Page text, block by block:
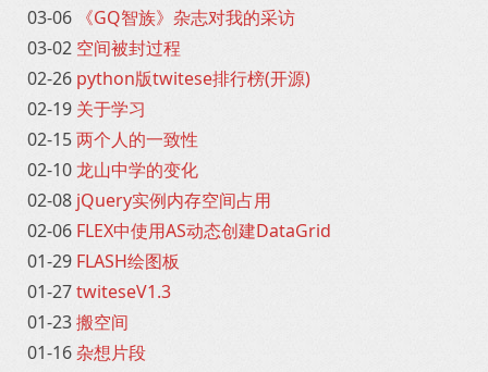
03-06 《GQ智族》杂志对我的采访
03-02 空间被封过程
02-26 python版twitese排行榜(开源)
02-19 关于学习
02-15两个人的一致性
02-10龙山中学的变化
02-08 jQuery实例内存空间占用
02-06 FLEX中使用AS动态创建DataGrid
01-29 FLASH绘图板
01-27twiteseV1.3
01-23搬空间
01-16杂想片段